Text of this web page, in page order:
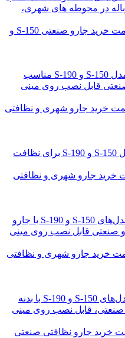
جارو نظافتی ایران بابکت | قیمت خرید جارو صنعتی S-150 و
خرید جارو شهری و نظافتی
خرید جارو شهری و نظافتی
خرید جارو شهری و نظافتی
خرید جارو نظافتی صنعتی